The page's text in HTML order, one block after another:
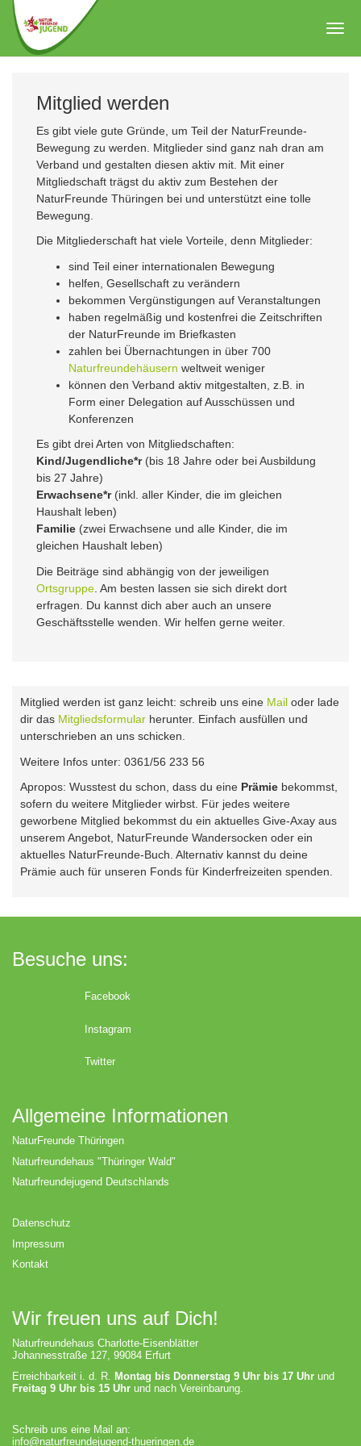
Zum
Hauptinhalt
springen
Mitglied werden
Es gibt viele gute Gründe, um Teil der NaturFreunde-
Bewegung zu werden. Mitglieder sind ganz nah dran am
Verband und gestalten diesen aktiv mit. Mit einer
Mitgliedschaft trägst du aktiv zum Bestehen der
NaturFreunde Thüringen bei und unterstützt eine tolle
Bewegung.
Die Mitgliederschaft hat viele Vorteile, denn Mitglieder:
sind Teil einer internationalen Bewegung
helfen, Gesellschaft zu verändern
bekommen Vergünstigungen auf Veranstaltungen
haben regelmäßig und kostenfrei die Zeitschriften
der NaturFreunde im Briefkasten
zahlen bei Übernachtungen in über 700
Naturfreundehäusern weltweit weniger
können den Verband aktiv mitgestalten, z.B. in
Form einer Delegation auf Ausschüssen und
Konferenzen
Es gibt drei Arten von Mitgliedschaften:
Kind/Jugendliche*r(bis 18 Jahre oder bei Ausbildung
bis 27 Jahre)
Erwachsene*r(inkl. aller Kinder, die im gleichen
Haushalt leben)
Familie (zwei Erwachsene und alle Kinder, die im
gleichen Haushalt leben)
Die Beiträge sind abhängig von der jeweiligen
Ortsgruppe . Am besten lassen sie sich direkt dort
erfragen. Du kannst dich aber auch an unsere
Geschäftsstelle wenden. Wir helfen gerne weiter.
Mitglied werden ist ganz leicht: schreib uns eine Mail oder lade
dir das Mitgliedsformular herunter. Einfach ausfüllen und
unterschrieben an uns schicken.
Weitere Infos unter: 0361/56 233 56
Apropos: Wusstest du schon, dass du eine Prämie bekommst,
sofern du weitere Mitglieder wirbst. Für jedes weitere
geworbene Mitglied bekommst du ein aktuelles Give-Axay aus
unserem Angebot, NaturFreunde Wandersocken oder ein
aktuelles NaturFreunde-Buch. Alternativ kannst du deine
Prämie auch für unseren Fonds für Kinderfreizeiten spenden.
Besuche uns:
Facebook
Instagram
Twitter
Allgemeine Informationen
NaturFreunde Thüringen
Naturfreundehaus "Thüringer Wald"
Naturfreundejugend Deutschlands
Datenschutz
Impressum
Kontakt
Wir freuen uns auf Dich!
Naturfreundehaus Charlotte-Eisenblätter
Johannesstraße 127, 99084 Erfurt
Erreichbarkeit i. d. R. Montag bis Donnerstag 9 Uhr bis 17 Uhr und
Freitag 9 Uhr bis 15 Uhr und nach Vereinbarung.
Schreib uns eine Mail an:
info@naturfreundejugend-thueringen.de